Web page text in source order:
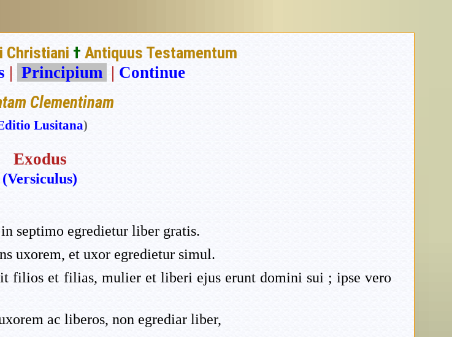
Christiani † Antiquus Testamentum
| Principium | Continue
Clementinam
Lusitana)
Exodus
(Versiculus)
septimo egredietur liber gratis.
uxorem, et uxor egredietur simul.
filios et filias, mulier et liberi ejus erunt domini sui ; ipse vero
ac liberos, non egrediar liber,